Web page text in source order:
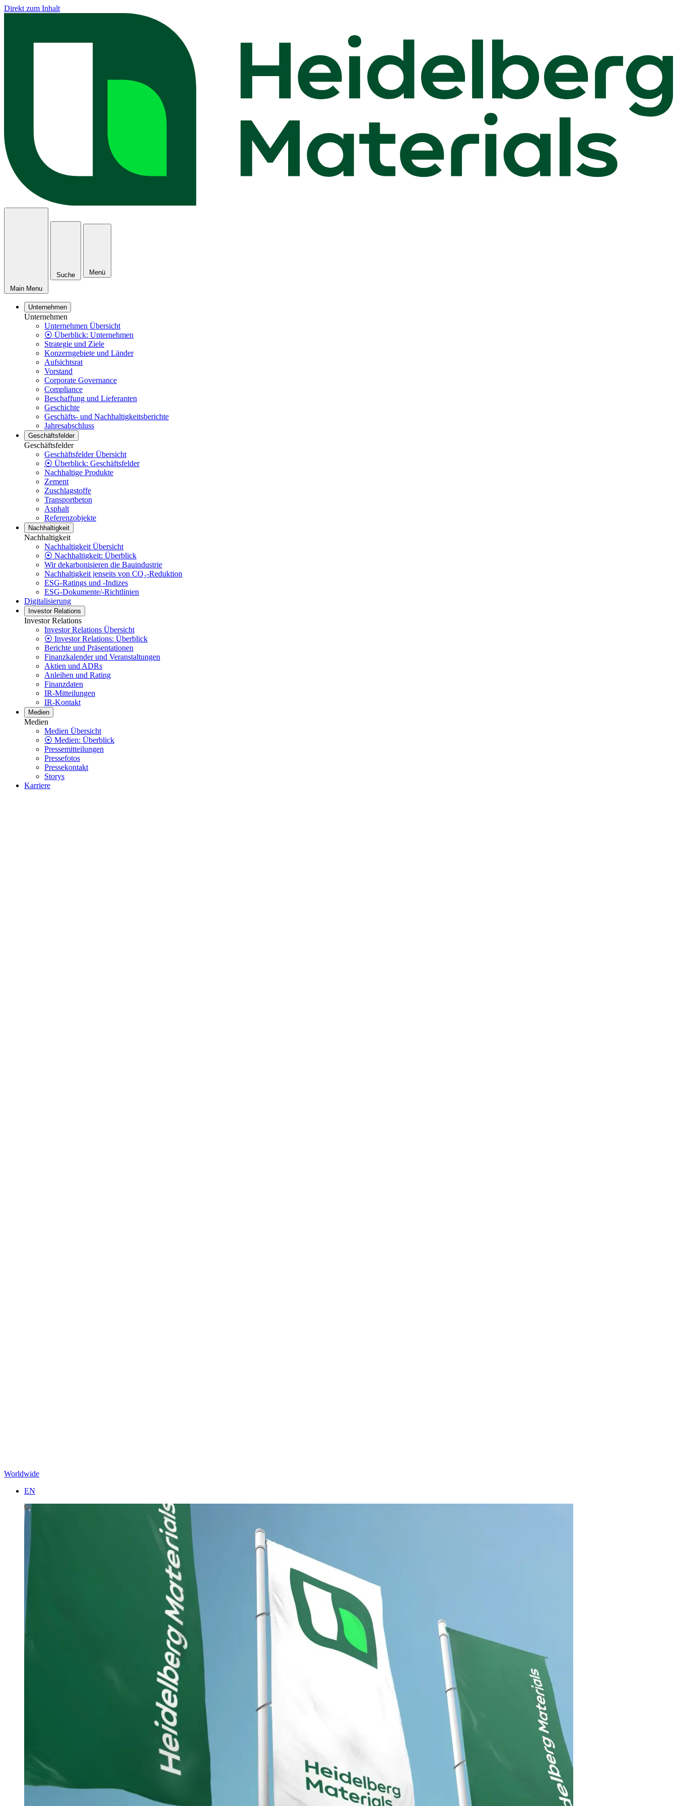
Direkt zum Inhalt
Main Menu
Suche Menü
Unternehmen
Unternehmen
Unternehmen Übersicht
⦿ Überblick: Unternehmen
Strategie und Ziele
Konzerngebiete und Länder
Aufsichtsrat
Vorstand
Corporate Governance
Compliance
Beschaffung und Lieferanten
Geschichte
Geschäfts- und Nachhaltigkeitsberichte
Jahresabschluss
Geschäftsfelder
Geschäftsfelder
Geschäftsfelder Übersicht
⦿ Überblick: Geschäftsfelder
Nachhaltige Produkte
Zement
Zuschlagstoffe
Transportbeton
Asphalt
Referenzobjekte
Nachhaltigkeit
Nachhaltigkeit
Nachhaltigkeit Übersicht
⦿ Nachhaltigkeit: Überblick
Wir dekarbonisieren die Bauindustrie
Nachhaltigkeit jenseits von CO₂-Reduktion
ESG-Ratings und -Indizes
ESG-Dokumente/-Richtlinien
Digitalisierung
Investor Relations
Investor Relations
Investor Relations Übersicht
⦿ Investor Relations: Überblick
Berichte und Präsentationen
Finanzkalender und Veranstaltungen
Aktien und ADRs
Anleihen und Rating
Finanzdaten
IR-Mitteilungen
IR-Kontakt
Medien
Medien
Medien Übersicht
⦿ Medien: Überblick
Pressemitteilungen
Pressefotos
Pressekontakt
Storys
Karriere
Worldwide
EN